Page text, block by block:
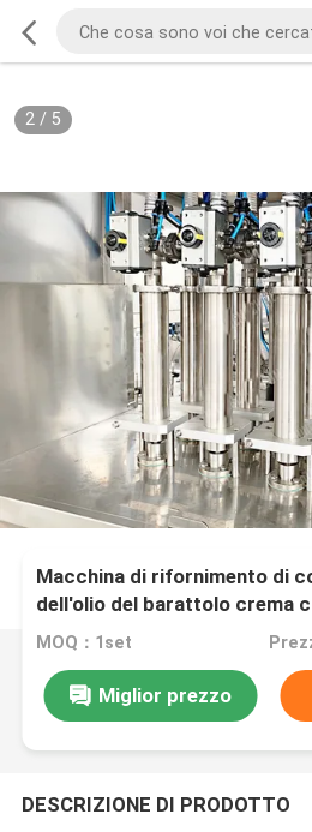
2/ 5
Macchina di rifornimento di
dell'olio del barattolo crema
automatico di FESTO
MOQ：1set
Miglior prezzo
DESCRIZIONE DI PRODOTTO